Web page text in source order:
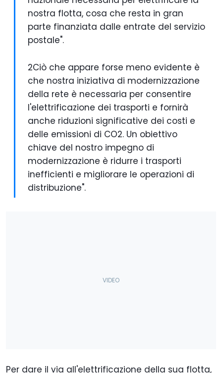
nostra flotta, cosa che resta in gran
parte finanziata dalle entrate del servizio
postale".
2Ciò che appare forse meno evidente è
che nostra iniziativa di modernizzazione
della rete è necessaria per consentire
l'elettrificazione dei trasporti e fornirà
anche riduzioni significative dei costi e
delle emissioni di CO2. Un obiettivo
chiave del nostro impegno di
modernizzazione è ridurre i trasporti
inefficienti e migliorare le operazioni di
distribuzione".
Per dare il via all'elettrificazione della sua flotta,